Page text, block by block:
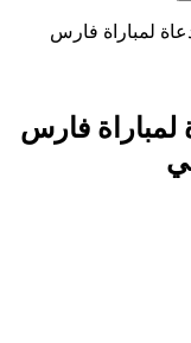
لمباراة فارس
لمباراة فارس